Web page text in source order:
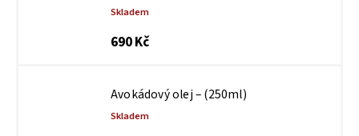
Skladem
690 Kč
Avokádový olej – (250ml)
Skladem